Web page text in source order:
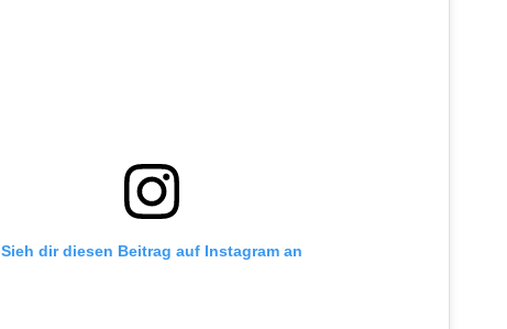
Sieh dir diesen Beitrag auf Instagram an